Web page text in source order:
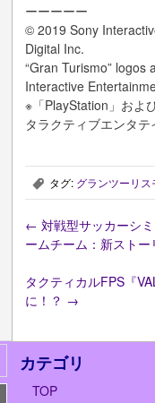
ーーーーー
© 2019 Sony
Digital Inc.
“Gran Turismo”
Interactive
※「PlayStation」およ
タラクティブエンタ
, タグ: グランツーリス
← 対戦型サッカーシ
ームチーム：新ストー
タクティカルFPS『
に！？ →
カテゴリ
TOP